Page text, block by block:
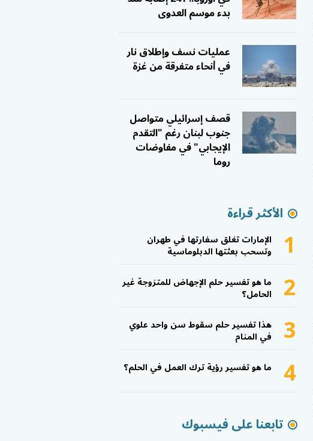
بدء موسم العدوى
عمليات نسف وإطلاق نار
في أنحاء متفرقة من غزة
قصف إسرائيلي متواصل
جنوب لبنان رغم "التقدم
الإيجابي" في مفاوضات
روما
الأكثر قراءة
1 الإمارات تغلق سفارتها في طهران
وتسحب بعثتها الدبلوماسية
2 ما هو تفسير حلم الإجهاض للمتزوجة غير
الحامل؟
3 هذا تفسير حلم سقوط سن واحد علوي
في المنام
4 ما هو تفسير رؤية ترك العمل في الحلم؟
تابعنا على فيسبوك